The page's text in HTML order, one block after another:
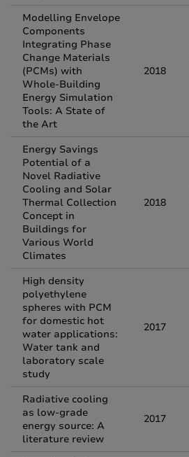
Modelling Envelope
Components
Integrating Phase
Change Materials
(PCMs) with
Whole-Building
Energy Simulation
Tools: A State of
the Art
2018
Energy Savings
Potential of a
Novel Radiative
Cooling and Solar
Thermal Collection
Concept in
Buildings for
Various World
Climates
2018
High density
polyethylene
spheres with PCM
for domestic hot
water applications:
Water tank and
laboratory scale
study
2017
Radiative cooling
as low-grade
energy source: A
literature review
2017